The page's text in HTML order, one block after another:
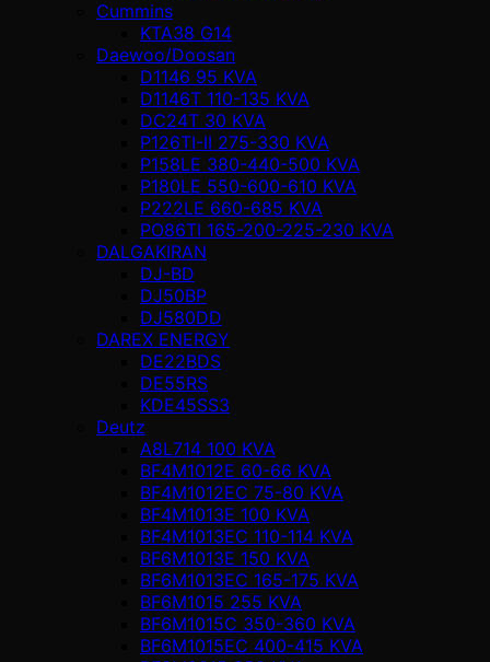
Cummins
KTA38 G14
Daewoo/Doosan
D1146 95 KVA
D1146T 110-135 KVA
DC24T 30 KVA
P126TI-II 275-330 KVA
P158LE 380-440-500 KVA
P180LE 550-600-610 KVA
P222LE 660-685 KVA
PO86TI 165-200-225-230 KVA
DALGAKIRAN
DJ-BD
DJ50BP
DJ580DD
DAREX ENERGY
DE22BDS
DE55RS
KDE45SS3
Deutz
A8L714 100 KVA
BF4M1012E 60-66 KVA
BF4M1012EC 75-80 KVA
BF4M1013E 100 KVA
BF4M1013EC 110-114 KVA
BF6M1013E 150 KVA
BF6M1013EC 165-175 KVA
BF6M1015 255 KVA
BF6M1015C 350-360 KVA
BF6M1015EC 400-415 KVA